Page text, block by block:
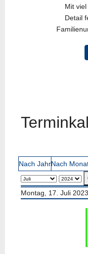
Mit
Detail
Nach JahrNach
Montag, 17. Juli 2023